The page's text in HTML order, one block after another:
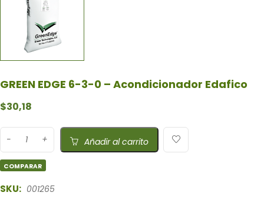
GREEN EDGE 6-3-0 – Acondicionador Edafico
$30,18
Añadir al carrito
COMPARAR
SKU: 001265